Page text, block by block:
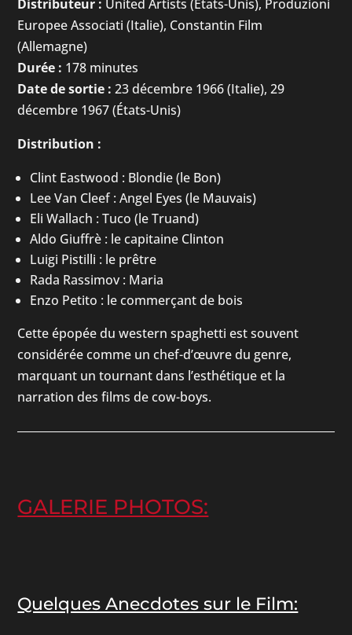
Distributeur : United Artists (États-Unis), Produzioni
Europee Associati (Italie), Constantin Film
(Allemagne)
Durée : 178 minutes
Date de sortie : 23 décembre 1966 (Italie), 29
décembre 1967 (États-Unis)
Distribution :
Clint Eastwood : Blondie (le Bon)
Lee Van Cleef : Angel Eyes (le Mauvais)
Eli Wallach : Tuco (le Truand)
Aldo Giuffrè : le capitaine Clinton
Luigi Pistilli : le prêtre
Rada Rassimov : Maria
Enzo Petito : le commerçant de bois
Cette épopée du western spaghetti est souvent
considérée comme un chef-d’œuvre du genre,
marquant un tournant dans l’esthétique et la
narration des films de cow-boys.
GALERIE PHOTOS:
Quelques Anecdotes sur le Film: